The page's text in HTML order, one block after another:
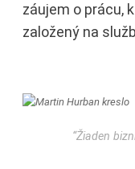
záujem o prácu,
založený na
“Žiaden